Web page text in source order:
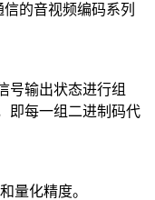
的音视频编码系列
号输出状态进行组
即每一组二进制码代
量化精度。